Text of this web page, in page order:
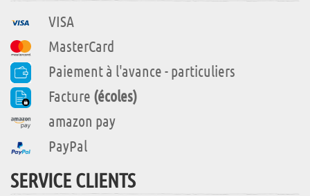
VISA
MasterCard
Paiement à l'avance - particuliers
Facture (écoles)
amazon pay
PayPal
SERVICE CLIENTS